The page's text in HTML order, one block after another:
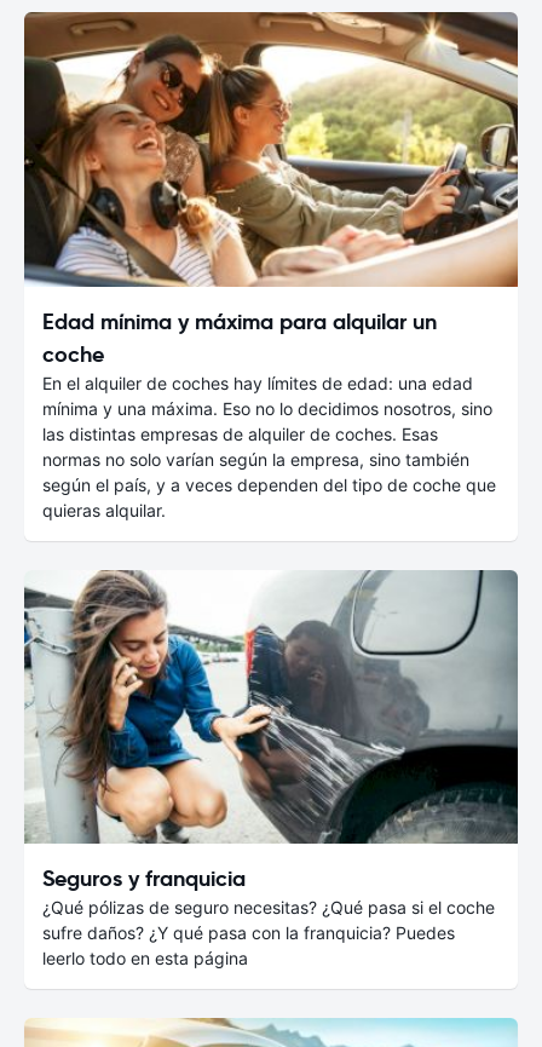
Edad mínima y máxima para alquilar un
coche
En el alquiler de coches hay límites de edad: una edad
mínima y una máxima. Eso no lo decidimos nosotros, sino
las distintas empresas de alquiler de coches. Esas
normas no solo varían según la empresa, sino también
según el país, y a veces dependen del tipo de coche que
quieras alquilar.
Seguros y franquicia
¿Qué pólizas de seguro necesitas? ¿Qué pasa si el coche
sufre daños? ¿Y qué pasa con la franquicia? Puedes
leerlo todo en esta página